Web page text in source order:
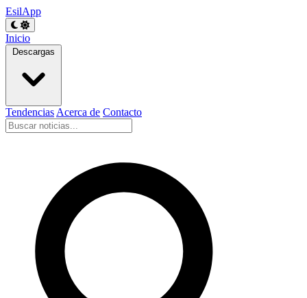
EsilApp
Inicio
Descargas
Tendencias Acerca de Contacto